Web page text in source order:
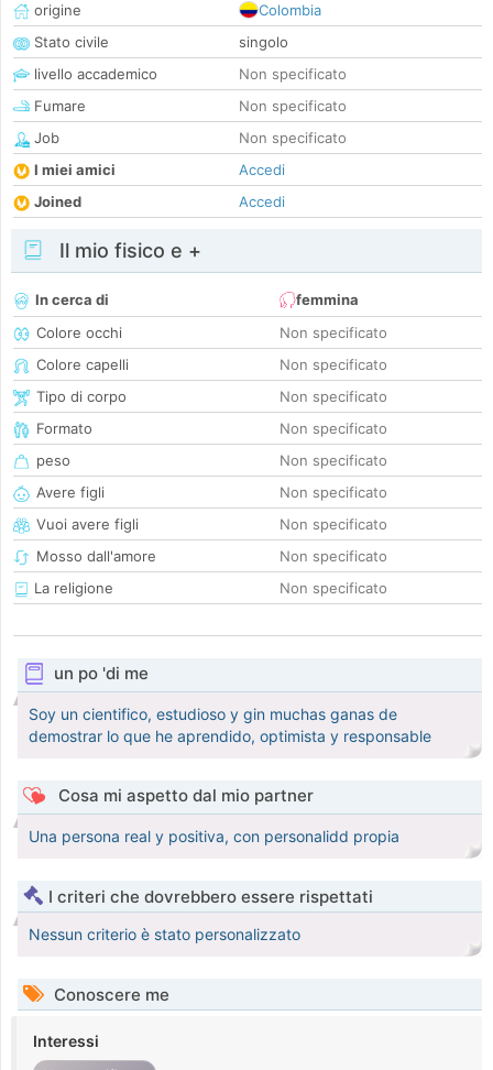
origine
Colombia
Stato civile
singolo
livello accademico
Non specificato
Fumare
Non specificato
Job
Non specificato
I miei amici
Accedi
Joined
Accedi
Il mio fisico e +
In cerca di
femmina
Colore occhi
Non specificato
Colore capelli
Non specificato
Tipo di corpo
Non specificato
Formato
Non specificato
peso
Non specificato
Avere figli
Non specificato
Vuoi avere figli
Non specificato
Mosso dall'amore
Non specificato
La religione
Non specificato
un po 'di me
Soy un cientifico, estudioso y gin muchas ganas de
demostrar lo que he aprendido, optimista y responsable
Cosa mi aspetto dal mio partner
Una persona real y positiva, con personalidd propia
I criteri che dovrebbero essere rispettati
Nessun criterio è stato personalizzato
Conoscere me
Interessi